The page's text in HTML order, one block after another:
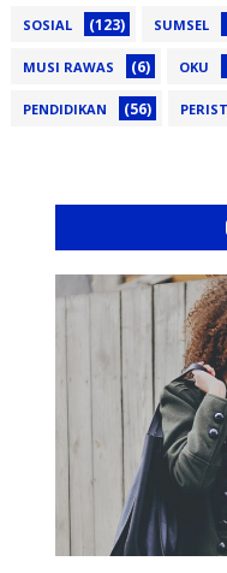
SOSIAL (123) SUMSEL
MUSI RAWAS (6) OKU
PENDIDIKAN (56)